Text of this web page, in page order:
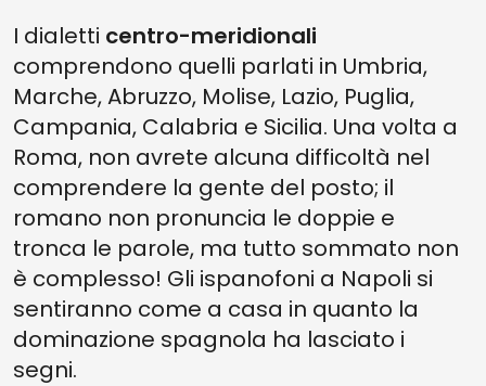
I dialetti centro-meridionali
comprendono quelli parlati in Umbria,
Marche, Abruzzo, Molise, Lazio, Puglia,
Campania, Calabria e Sicilia. Una volta a
Roma, non avrete alcuna difficoltà nel
comprendere la gente del posto; il
romano non pronuncia le doppie e
tronca le parole, ma tutto sommato non
è complesso! Gli ispanofoni a Napoli si
sentiranno come a casa in quanto la
dominazione spagnola ha lasciato i
segni.